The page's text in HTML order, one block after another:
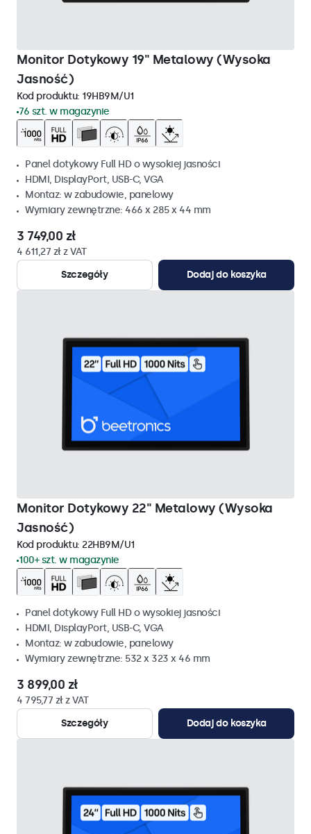
Monitor Dotykowy 19" Metalowy (Wysoka
Jasność)
Kod produktu: 19HB9M/U1
76 szt. w magazynie
Panel dotykowy Full HD o wysokiej jasności
HDMI, DisplayPort, USB-C, VGA
Montaz: w zabudowie, panelowy
Wymiary zewnętrzne: 466 x 285 x 44 mm
3 749,00 zł
4 611,27 zł z VAT
Szczegóły
Dodaj do koszyka
Monitor Dotykowy 22" Metalowy (Wysoka
Jasność)
Kod produktu: 22HB9M/U1
100+ szt. w magazynie
Panel dotykowy Full HD o wysokiej jasności
HDMI, DisplayPort, USB-C, VGA
Montaz: w zabudowie, panelowy
Wymiary zewnętrzne: 532 x 323 x 46 mm
3 899,00 zł
4 795,77 zł z VAT
Szczegóły
Dodaj do koszyka